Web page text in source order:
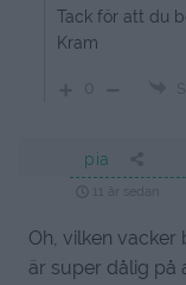
Tack för att du
Kram
0
pia
11 år sedan
Oh, vilken vacker
är super dålig på